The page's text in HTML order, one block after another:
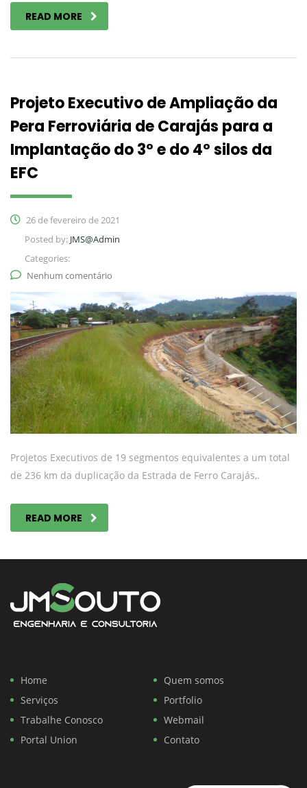
READ MORE
Projeto Executivo de Ampliação da
Pera Ferroviária de Carajás para a
Implantação do 3º e do 4º silos da
EFC
26 de fevereiro de 2021
Posted by: JMS@Admin
Categories:
Nenhum comentário
Projetos Executivos de 19 segmentos equivalentes a um total
de 236 km da duplicação da Estrada de Ferro Carajás,.
READ MORE
Home
Quem somos
Serviços
Portfolio
Trabalhe Conosco
Webmail
Portal Union
Contato